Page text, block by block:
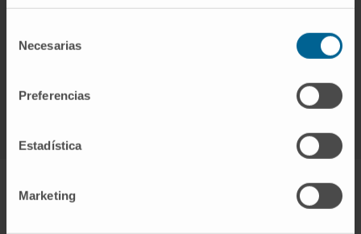
Necesarias
Preferencias
Estadística
Marketing
Tecnología de última generación para el diagnóstico y
En 24-48 horas podrá comenzar el tratamiento más